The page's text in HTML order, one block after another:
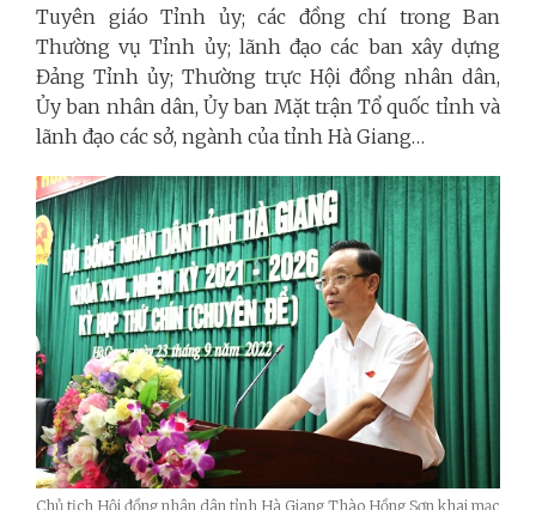
Tuyên giáo Tỉnh ủy; các đồng chí trong Ban
Thường vụ Tỉnh ủy; lãnh đạo các ban xây dựng
Đảng Tỉnh ủy; Thường trực Hội đồng nhân dân,
Ủy ban nhân dân, Ủy ban Mặt trận Tổ quốc tỉnh và
lãnh đạo các sở, ngành của tỉnh Hà Giang…
Chủ tịch Hội đồng nhân dân tỉnh Hà Giang Thào Hồng Sơn khai mạc